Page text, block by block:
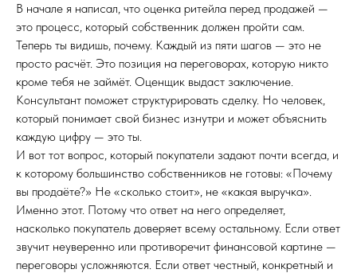
В начале я написал, что оценка ритейла перед продажей —
это процесс, который собственник должен пройти сам.
Теперь ты видишь, почему. Каждый из пяти шагов — это не
просто расчёт. Это позиция на переговорах, которую никто
кроме тебя не займёт. Оценщик выдаст заключение.
Консультант поможет структурировать сделку. Но человек,
который понимает свой бизнес изнутри и может объяснить
каждую цифру — это ты.
И вот тот вопрос, который покупатели задают почти всегда, и
к которому большинство собственников не готовы: «Почему
вы продаёте?» Не «сколько стоит», не «какая выручка».
Именно этот. Потому что ответ на него определяет,
насколько покупатель доверяет всему остальному. Если ответ
звучит неуверенно или противоречит финансовой картине —
переговоры усложняются. Если ответ честный, конкретный и